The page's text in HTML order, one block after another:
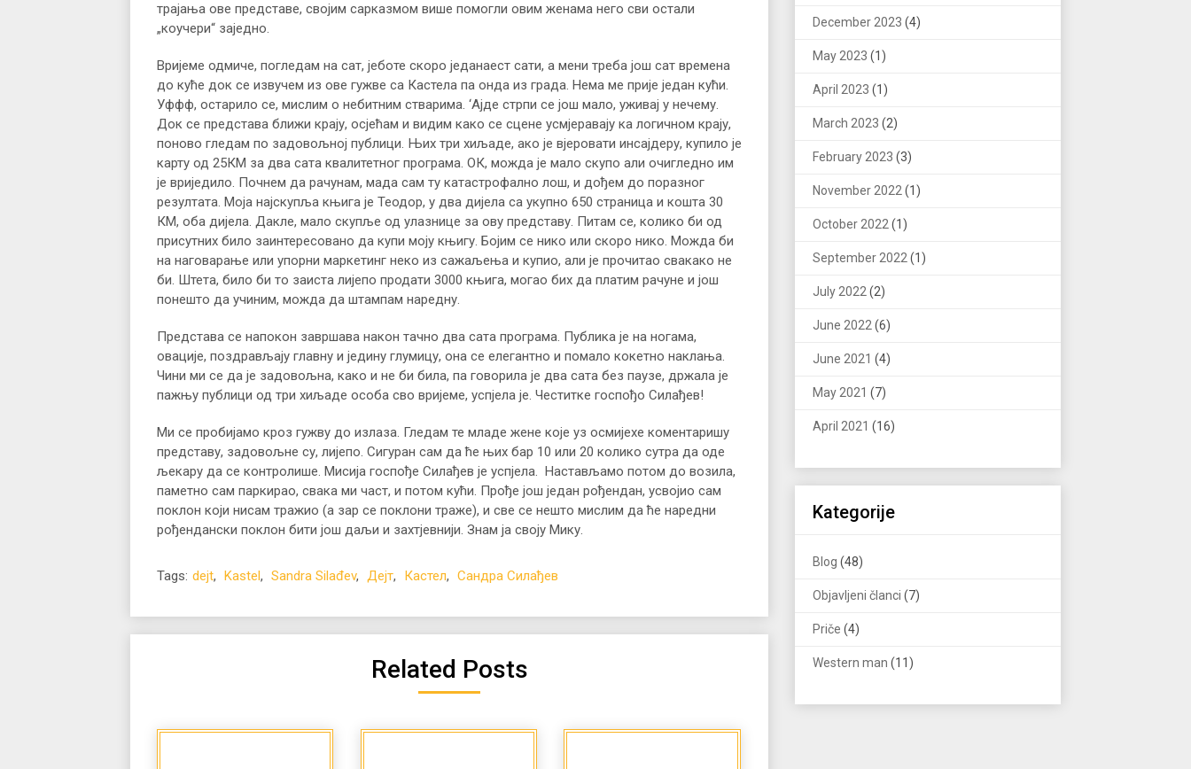
трајања ове представе, својим сарказмом више помогли овим женама него сви остали
„коучери“ заједно.
Вријеме одмиче, погледам на сат, јеботе скоро једанаест сати, а мени треба још сат времена
до куће док се извучем из ове гужве са Кастела па онда из града. Нема ме прије један кући.
Уффф, остарило се, мислим о небитним стварима. ‘Ајде стрпи се још мало, уживај у нечему.
Док се представа ближи крају, осјећам и видим како се сцене усмјеравају ка логичном крају,
поново гледам по задовољној публици. Њих три хиљаде, ако је вјеровати инсајдеру, купило је
карту од 25КМ за два сата квалитетног програма. ОК, можда је мало скупо али очигледно им
је вриједило. Почнем да рачунам, мада сам ту катастрофално лош, и дођем до поразног
резултата. Моја најскупља књига је Теодор, у два дијела са укупно 650 страница и кошта 30
КМ, оба дијела. Дакле, мало скупље од улазнице за ову представу. Питам се, колико би од
присутних било заинтересовано да купи моју књигу. Бојим се нико или скоро нико. Можда би
на наговарање или упорни маркетинг неко из сажаљења и купио, али је прочитао свакако не
би. Штета, било би то заиста лијепо продати 3000 књига, могао бих да платим рачуне и још
понешто да учиним, можда да штампам наредну.
Представа се напокон завршава након тачно два сата програма. Публика је на ногама,
овације, поздрављају главну и једину глумицу, она се елегантно и помало кокетно наклања.
Чини ми се да је задовољна, како и не би била, па говорила је два сата без паузе, држала је
пажњу публици од три хиљаде особа сво вријеме, успјела је. Честитке госпођо Силађев!
Ми се пробијамо кроз гужву до излаза. Гледам те младе жене које уз осмијехе коментаришу
представу, задовољне су, лијепо. Сигуран сам да ће њих бар 10 или 20 колико сутра да оде
љекару да се контролише. Мисија госпође Силађев је успјела. Настављамо потом до возила,
паметно сам паркирао, свака ми част, и потом кући. Прође још један рођендан, усвојио сам
поклон који нисам тражио (а зар се поклони траже), и све се нешто мислим да ће наредни
рођендански поклон бити још даљи и захтјевнији. Знам ја своју Мику.
Tags: dejt, Kastel, Sandra Silađev, Дејт, Кастел, Сандра Силађев
Related Posts
December 2023 (4)
May 2023 (1)
April 2023 (1)
March 2023 (2)
February 2023 (3)
November 2022(1)
October 2022(1)
September 2022(1)
July 2022(2)
June 2022(6)
June 2021 (4)
May 2021 (7)
April 2021 (16)
Kategorije
Blog (48)
Objavljeni članci (7)
Priče (4)
Western man (11)